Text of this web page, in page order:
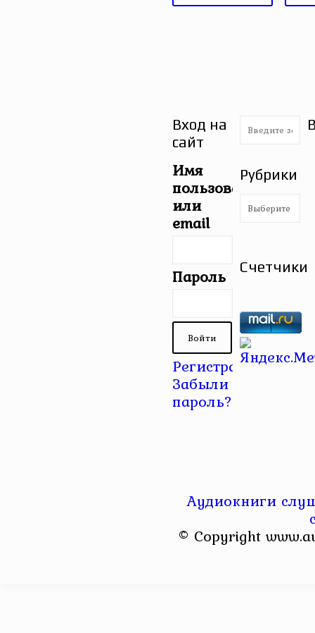
Вход на
сайт
Имя
пользователя
или
email
Пароль
Регистрация |
Забыли
пароль?
Рубрики
Рубрики
Счетчики
Аудиокниги
© Copyright